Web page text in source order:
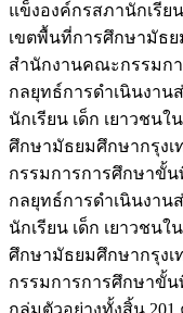
แข็งองค์กรสภานักเรีย
เขตพื้นที่การศึกษามัธย
สำนักงานคณะกรรมก
กลยุทธ์การดำเนินงาน
นักเรียน เด็ก เยาวชน
ศึกษามัธยมศึกษากรุง
กรรมการการศึกษาขั้น
กลยุทธ์การดำเนินงาน
นักเรียน เด็ก เยาวชน
ศึกษามัธยมศึกษากรุง
กรรมการการศึกษาขั้